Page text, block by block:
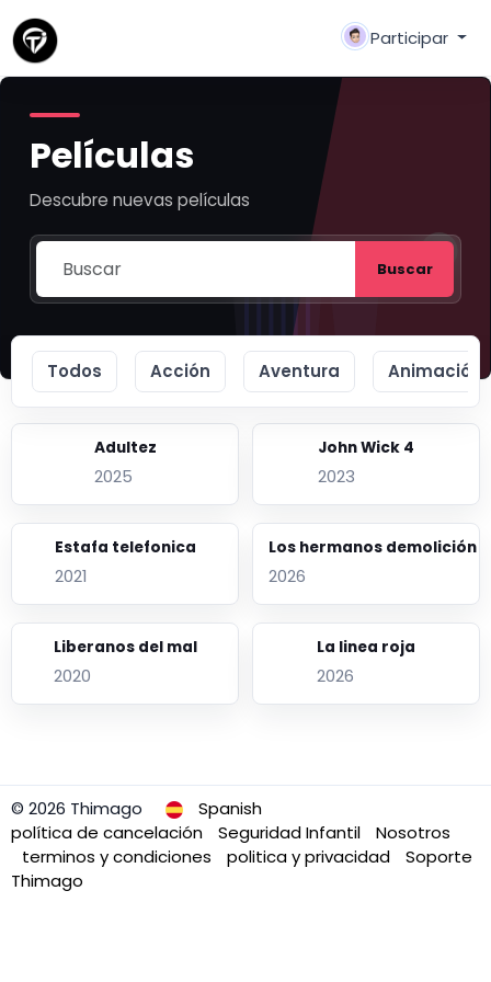
Participar
Películas
Descubre nuevas películas
Buscar
Todos Acción Aventura Animación
Adultez
2025
John Wick 4
2023
Estafa telefonica
2021
Los hermanos demolición
2026
Liberanos del mal
2020
La linea roja
2026
© 2026 Thimago
Spanish
política de cancelación
Seguridad Infantil
Nosotros
terminos y condiciones
politica y privacidad
Soporte
Thimago